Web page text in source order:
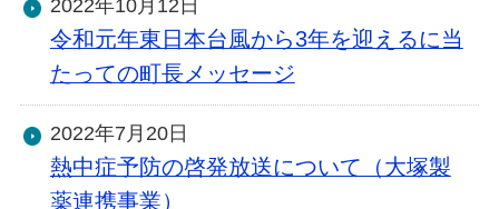
2022年10月12日
令和元年東日本台風から3年を迎えるに当
たっての町長メッセージ
2022年7月20日
熱中症予防の啓発放送について（大塚製
薬連携事業）